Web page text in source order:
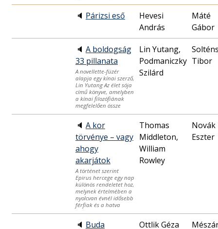
🔈 Párizsi eső
Hevesi
András
Máté
Gábor
🔈 A boldogság
33 pillanata
A novellette-füzér
alapja egy kínai szerző,
Lin Yutang Az élet sója
című könyve, amelyben
a kínai filozófiának
megfelelően össze
Lin Yutang,
Podmaniczky
Szilárd
Tibor
🔈 A kor
törvénye – vagy
ahogy
akarjátok
A történet szerint
Epirus hercege egy nap
különös rendeletet hoz,
melynek értelmében a
nyolcvan évnél idősebb
férfiak és a hatva
Thomas
Middleton,
William
Rowley
Novák
Eszter
🔈 Buda Ottlik Géza